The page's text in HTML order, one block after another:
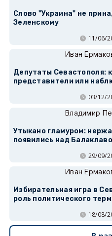
Слово "Украина" не
Зеленскому
11/06/
Иван
Депутаты Севастополя:
представители или
03/12/
Владимир
Утыкано гламуром:
появились над
29/09/
Иван
Избирательная игра в
роль политического
18/08/